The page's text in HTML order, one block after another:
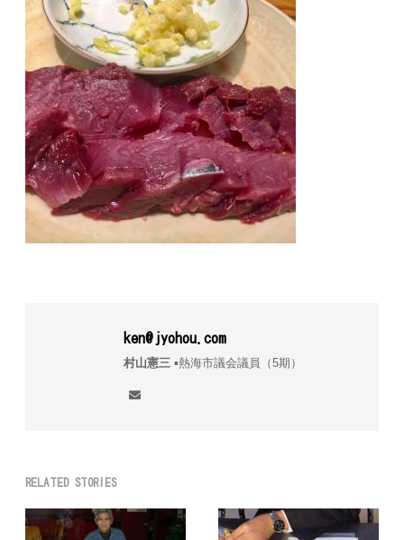
ken@jyohou.com
村山憲三▪︎熱海市議会議員（5期）
RELATED STORIES